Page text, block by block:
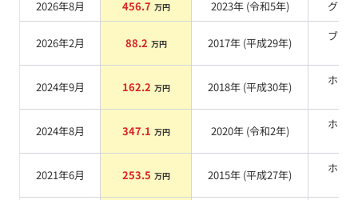
2026年8月
456.7 万円 2023年 (令和5年) グレー
2026年2月 88.2 万円 2017年 (平成29年)
ブラ
2024年9月 162.2 万円 2018年 (平成30年)
ホワ
2024年8月 347.1 万円 2020年 (令和2年)
ホワ
2021年6月 253.5 万円 2015年 (平成27年)
ホワ